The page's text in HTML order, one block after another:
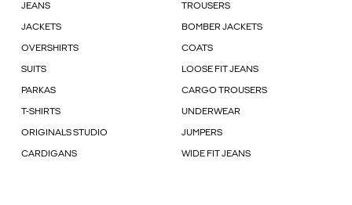
JEANS TROUSERS
JACKETS BOMBER JACKETS
OVERSHIRTS COATS
SUITS LOOSE FIT JEANS
PARKAS CARGO TROUSERS
T-SHIRTS UNDERWEAR
ORIGINALS STUDIO JUMPERS
CARDIGANS WIDE FIT JEANS